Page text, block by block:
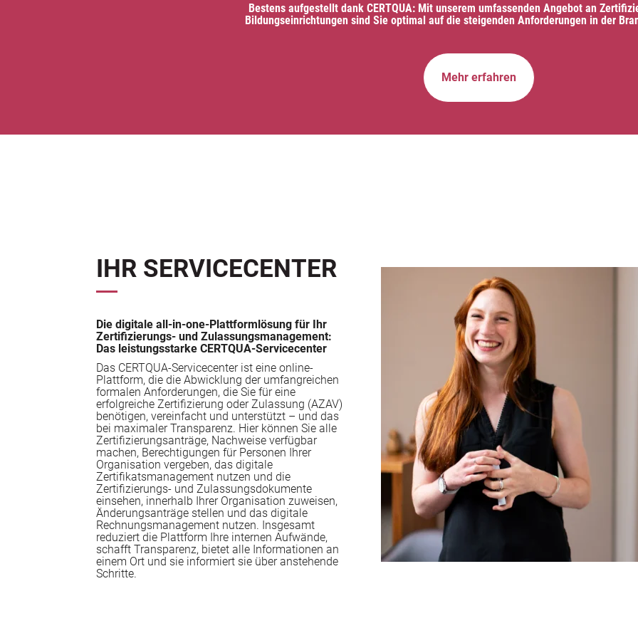
Bestens aufgestellt dank CERTQUA: Mit unserem umfassenden Angebot an
Bildungseinrichtungen sind Sie optimal auf die steigenden Anforderungen in der
Mehr erfahren
IHR SERVICECENTER
Die digitale all-in-one-Plattformlösung für Ihr
Zertifizierungs- und Zulassungsmanagement:
Das leistungsstarke CERTQUA-Servicecenter
Das CERTQUA-Servicecenter ist eine online-
Plattform, die die Abwicklung der umfangreichen
formalen Anforderungen, die Sie für eine
erfolgreiche Zertifizierung oder Zulassung (AZAV)
benötigen, vereinfacht und unterstützt – und das
bei maximaler Transparenz. Hier können Sie alle
Zertifizierungsanträge, Nachweise verfügbar
machen, Berechtigungen für Personen Ihrer
Organisation vergeben, das digitale
Zertifikatsmanagement nutzen und die
Zertifizierungs- und Zulassungsdokumente
einsehen, innerhalb Ihrer Organisation zuweisen,
Änderungsanträge stellen und das digitale
Rechnungsmanagement nutzen. Insgesamt
reduziert die Plattform Ihre internen Aufwände,
schafft Transparenz, bietet alle Informationen an
einem Ort und sie informiert sie über anstehende
Schritte.